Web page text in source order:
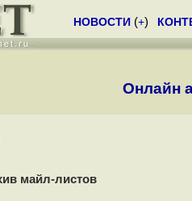
НОВОСТИ (+)
Онлайн
майл-листов